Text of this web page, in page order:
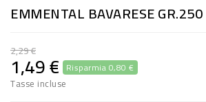
E
FARINA
DIETETICO
NATURALI
EMMENTAL BAVARESE GR.250
2,29 €
1,49 € Risparmia 0,80 €
Tasse incluse